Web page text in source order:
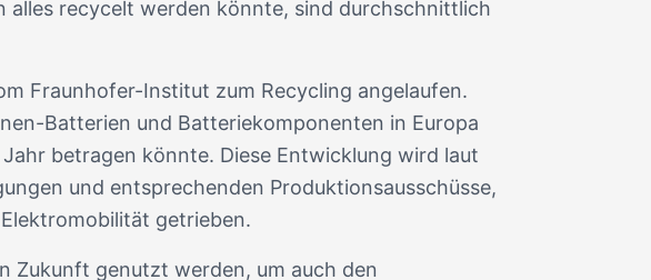
alles recycelt werden könnte, sind durchschnittlich
Fraunhofer-Institut zum Recycling angelaufen.
Batterien und Batteriekomponenten in Europa
betragen könnte. Diese Entwicklung wird laut
und entsprechenden Produktionsausschüsse,
getrieben.
Zukunft genutzt werden, um auch den